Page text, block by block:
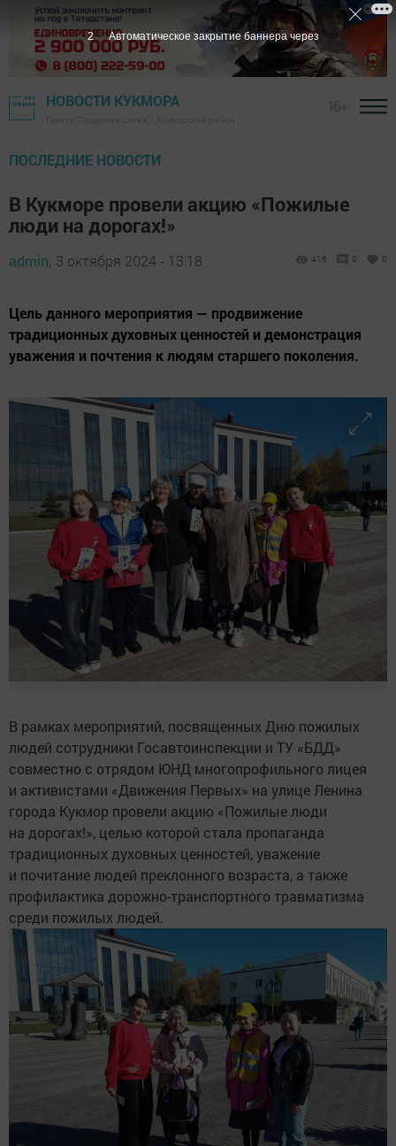
НОВОСТИ КУКМОРА
ПОСЛЕДНИЕ НОВОСТИ
В Кукморе провели акцию «Пожилые
люди на дорогах!»
admin, 3 октября 2024 - 13:18 416 0 0
Цель данного мероприятия — продвижение
традиционных духовных ценностей и демонстрация
уважения и почтения к людям старшего поколения.
В рамках мероприятий, посвященных Дню пожилых
людей сотрудники Госавтоинспекции и ТУ «БДД»
совместно с отрядом ЮНД многопрофильного лицея
и активистами «Движения Первых» на улице Ленина
города Кукмор провели акцию «Пожилые люди
на дорогах!», целью которой стала пропаганда
традиционных духовных ценностей, уважение
и почитание людей преклонного возраста, а также
профилактика дорожно-транспортного травматизма
среди пожилых людей.